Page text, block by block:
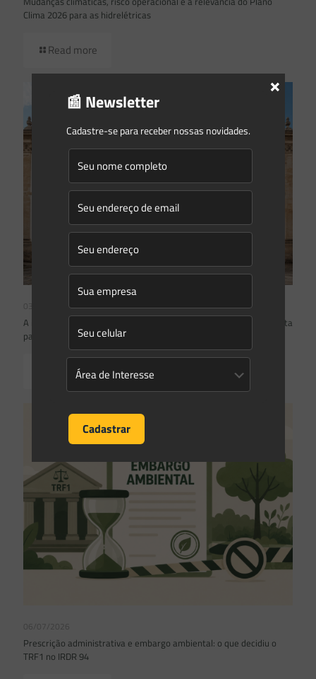
Clima 2026 para as hidrelétricas
Read more
03/08/2026
A inclusão de imóvel em inventário de patrimônio cultural não basta
para impor restrições ao direito de propriedade:
Read more
06/07/2026
Prescrição administrativa e embargo ambiental: o que decidiu o
TRF1 no IRDR 94
📰 Newsletter
Cadastre-se para receber nossas novidades.
×